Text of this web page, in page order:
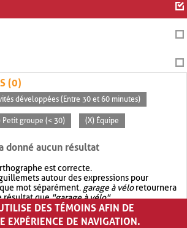
(0)
développées (Entre 30 et 60 minutes)
Petit groupe (< 30) (X) Équipe
donné aucun résultat
est correcte.
autour des expressions pour
mot séparément. garage à véloretournera
résultat que"garage à vélo".
votre recherche avec OR.garage OR vélo
plus de résultat quegarage à vélo
DES TÉMOINS AFIN DE
EXPÉRIENCE DE NAVIGATION.